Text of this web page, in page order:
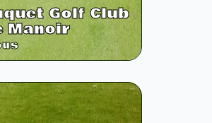
Golf Club
Manoir